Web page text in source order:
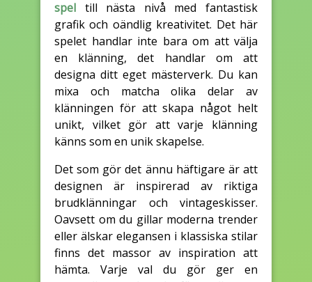
spel till nästa nivå med fantastisk
grafik och oändlig kreativitet. Det här
spelet handlar inte bara om att välja
en klänning, det handlar om att
designa ditt eget mästerverk. Du kan
mixa och matcha olika delar av
klänningen för att skapa något helt
unikt, vilket gör att varje klänning
känns som en unik skapelse.
Det som gör det ännu häftigare är att
designen är inspirerad av riktiga
brudklänningar och vintageskisser.
Oavsett om du gillar moderna trender
eller älskar elegansen i klassiska stilar
finns det massor av inspiration att
hämta. Varje val du gör ger en